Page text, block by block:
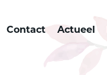
Contact Actueel